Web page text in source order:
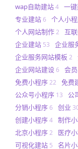
wap自助建站4 一
专业建站6 个人小
个人网站制作2 互
企业建站 53 企业服
企业服务网站模板 2
企业网站建设6 会
免费小程序22 免费
公众号小程序 13 公
分销小程序6 创业
创建小程序4 制作
北京小程序2 医疗
可视化建站 5 名片